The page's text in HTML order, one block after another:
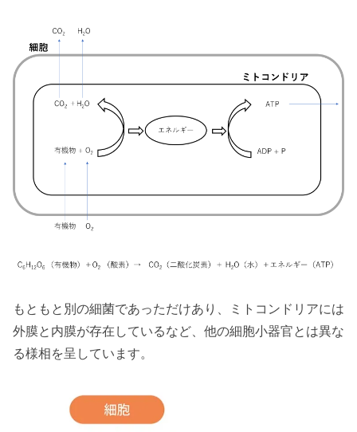
もともと別の細菌であっただけあり、ミトコンドリアには
外膜と内膜が存在しているなど、他の細胞小器官とは異な
る様相を呈しています。